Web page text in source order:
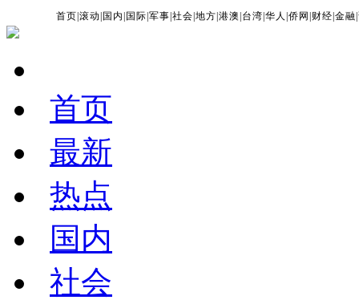
首页 |滚动 国内 国际 |军事 |社会 |地方 |港澳 台湾 |华人 |侨网 财经 |金融 |
首页
最新
热点
国内
社会